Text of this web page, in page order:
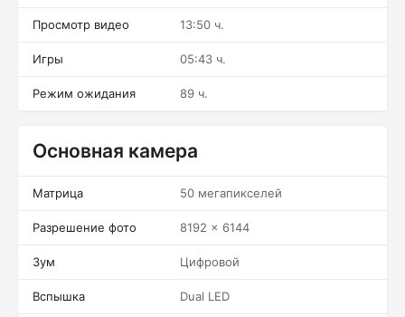
Просмотр видео 13:50 ч.
Игры 05:43 ч.
Режим ожидания 89 ч.
Основная камера
Матрица 50 мегапикселей
Разрешение фото 8192 x 6144
Зум Цифровой
Вспышка Dual LED